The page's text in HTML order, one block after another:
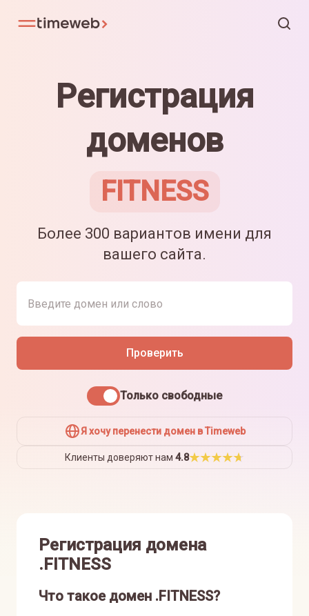
Регистрация
доменов
FITNESS
Более 300 вариантов имени для
вашего сайта.
Проверить
Только свободные
Я хочу перенести домен в Timeweb
Клиенты доверяют нам 4.8
Регистрация домена
.FITNESS
Что такое домен .FITNESS?